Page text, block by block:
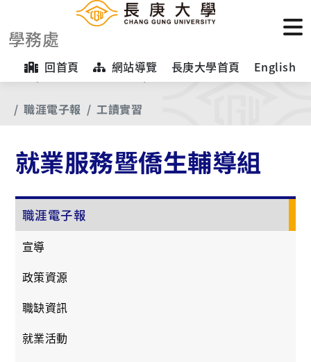
學務處
回首頁 網站導覽 長庚大學首頁 English
首頁 【業務項目專區】
就業服務暨僑生輔導組
職涯電子報
工讀實習
就業服務暨僑生輔導組
職涯電子報
宣導
政策資源
職缺資訊
就業活動